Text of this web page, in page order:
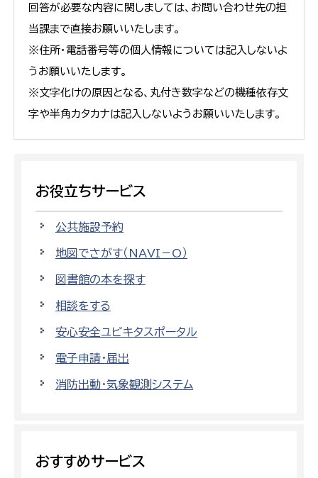
回答が必要な内容に関しましては、お問い合わせ先の担
当課まで直接お願いいたします。
※住所・電話番号等の個人情報については記入しないよ
うお願いいたします。
※文字化けの原因となる、丸付き数字などの機種依存文
字や半角カタカナは記入しないようお願いいたします。
お役立ちサービス
公共施設予約
地図でさがす（NAVI－O）
図書館の本を探す
相談をする
安心安全ユビキタスポータル
電子申請・届出
消防出動・気象観測システム
おすすめサービス